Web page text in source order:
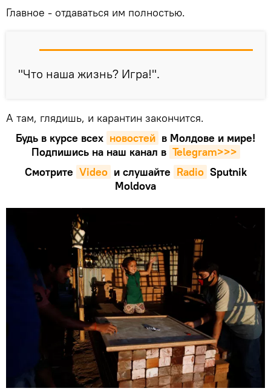
Главное - отдаваться им полностью.
"Что наша жизнь? Игра!".
А там, глядишь, и карантин закончится.
Будь в курсе всех новостей в Молдове и мире!
Подпишись на наш канал в Telegram>>>
Смотрите Video и слушайте Radio Sputnik
Moldova